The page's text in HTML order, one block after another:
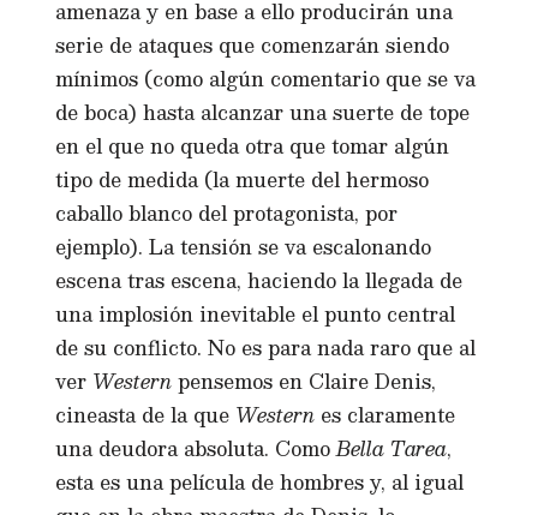
amenaza y en base a ello producirán una
serie de ataques que comenzarán siendo
mínimos (como algún comentario que se va
de boca) hasta alcanzar una suerte de tope
en el que no queda otra que tomar algún
tipo de medida (la muerte del hermoso
caballo blanco del protagonista, por
ejemplo). La tensión se va escalonando
escena tras escena, haciendo la llegada de
una implosión inevitable el punto central
de su conflicto. No es para nada raro que al
ver Westernpensemos en Claire Denis,
cineasta de la que Western es claramente
una deudora absoluta. ComoBella Tarea,
esta es una película de hombres y, al igual